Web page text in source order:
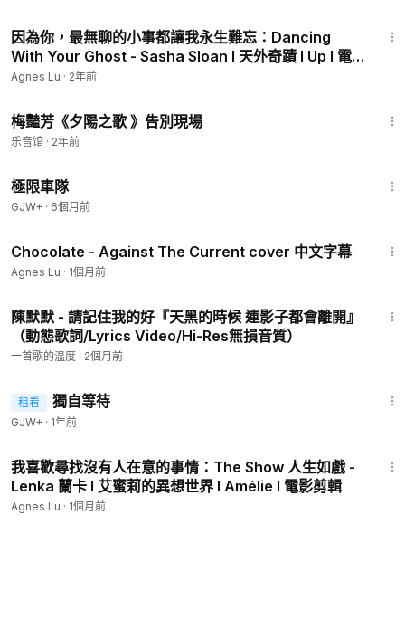
因為你，最無聊的小事都讓我永生難忘：Dancing
With Your Ghost - Sasha Sloan l 天外奇蹟 l Up l 電
影剪輯
Agnes Lu · 2年前
梅豔芳《夕陽之歌 》告別現場
乐音馆 · 2年前
極限車隊
GJW+ · 6個月前
Chocolate - Against The Current cover 中文字幕
Agnes Lu · 1個月前
陳默默 - 請記住我的好『天黑的時候 連影子都會離開』
（動態歌詞/Lyrics Video/Hi-Res無損音質）
一首歌的温度 · 2個月前
租看 獨自等待
GJW+ · 1年前
我喜歡尋找沒有人在意的事情：The Show 人生如戲 -
Lenka 蘭卡 l 艾蜜莉的異想世界 l Amélie l 電影剪輯
Agnes Lu · 1個月前